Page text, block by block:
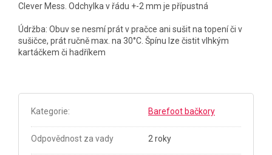
Clever Mess. Odchylka v řádu +-2 mm je přípustná
Údržba: Obuv se nesmí prát v pračce ani sušit na topení či v
sušičce, prát ručně max. na 30°C. Špínu lze čistit vlhkým
kartáčkem či hadříkem
Kategorie: Barefoot bačkory
Odpovědnost za vady 2 roky